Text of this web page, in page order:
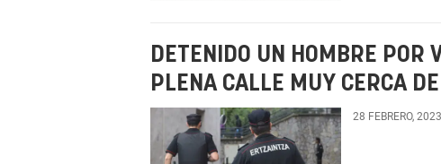
DETENIDO UN HOMBRE POR
PLENA CALLE MUY CERCA
28 FEBRERO, 2023